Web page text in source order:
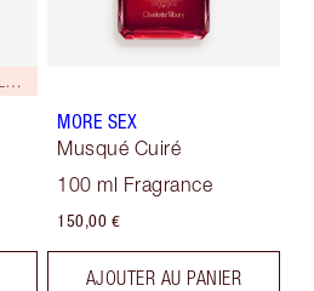
ÉCHANTILLON GRATUIT INCLUS !
MORE SEX
Musqué Cuiré
100 ml Fragrance
150,00 €
AJOUTER AU PANIER